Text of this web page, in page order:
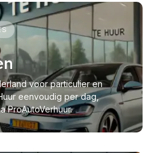
voor particulier en
eenvoudig per dag,
ProAutoVerhuur.